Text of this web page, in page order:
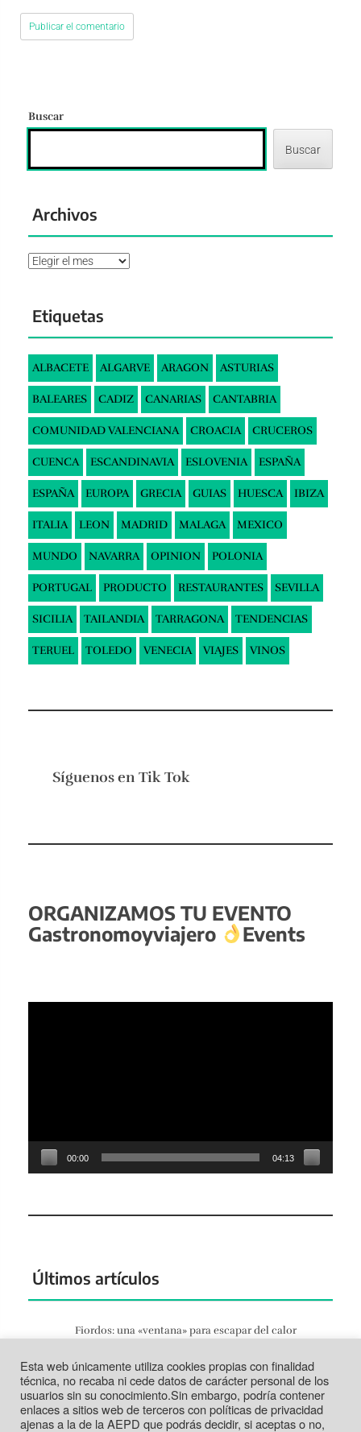
Buscar
Buscar
Archivos
Archivos
Etiquetas
ALBACETE ALGARVE ARAGON ASTURIAS
BALEARES CADIZ CANARIAS CANTABRIA
COMUNIDAD VALENCIANA CROACIA CRUCEROS
CUENCA ESCANDINAVIA ESLOVENIA ESPAÑA
ESPAÑA EUROPA GRECIA GUIAS HUESCA IBIZA
ITALIA LEON MADRID MALAGA MEXICO
MUNDO NAVARRA OPINION POLONIA
PORTUGAL PRODUCTO RESTAURANTES SEVILLA
SICILIA TAILANDIA TARRAGONA TENDENCIAS
TERUEL TOLEDO VENECIA VIAJES VINOS
Síguenos en Tik Tok
ORGANIZAMOS TU EVENTO
Gastronomoyviajero
Events
00:00 04:13
Últimos artículos
Fiordos: una «ventana» para escapar del calor
Tortosa: la vida según el Ebro
Jun 21, 2026
Tabarca: más que un trozo de piedra
Jun 14, 2026
Esta web únicamente utiliza cookies propias con finalidad
técnica, no recaba ni cede datos de carácter personal de los
usuarios sin su conocimiento.Sin embargo, podría contener
enlaces a sitios web de terceros con políticas de privacidad
ajenas a la de la AEPD que podrás decidir, si aceptas o no,